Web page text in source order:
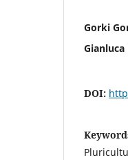
Gorki
DOI: